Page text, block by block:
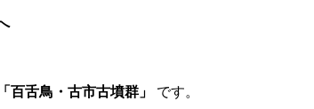
「百舌鳥・古市古墳群」 です。